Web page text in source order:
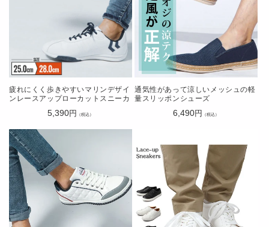
疲れにくく歩きやすいマリンデザイ
ンレースアップローカットスニーカ
通
格
5,390円 （税込）
通気性があって涼しいメッシュの軽
量スリッポンシューズ
通
格
6,490円 （税込）